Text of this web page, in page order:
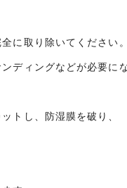
に取り除いてください。
ディングなどが必要に
トし、防湿膜を破り、